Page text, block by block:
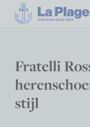
Fratelli
stijl